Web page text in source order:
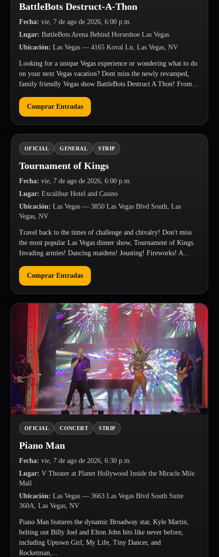
BattleBots Destruct-A-Thon
Fecha: vie, 7 de ago de 2026, 6:00 p.m.
Lugar: BattleBots Arena Behind Horseshoe Las Vegas
Ubicación: Las Vegas — 4165 Koval Ln, Las Vegas, NV
Looking for a unique Vegas experience or wondering what to do
on your next Vegas vacation? Dont miss the newly revamped,
family friendly Vegas show BattleBots Destruct A Thon! From...
Comprar Entradas
OFICIAL GENERAL STRIP
Tournament of Kings
Fecha: vie, 7 de ago de 2026, 6:00 p.m.
Lugar: Excalibur Hotel and Casino
Ubicación: Las Vegas — 3850 Las Vegas Blvd South, Las
Vegas, NV
Travel back to the times of challenge and chivalry! Don't miss
the most popular Las Vegas dinner show, Tournament of Kings.
Invading armies! Dancing maidens! Jousting! Fireworks! A...
Comprar Entradas
OFICIAL CONCERT STRIP
Piano Man
Fecha: vie, 7 de ago de 2026, 6:30 p.m.
Lugar: V Theater at Planet Hollywood Inside the Miracle Mile
Mall
Ubicación: Las Vegas — 3663 Las Vegas Blvd South Suite
360A, Las Vegas, NV
Piano Man features the dynamic Broadway star, Kyle Martin,
belting out Billy Joel and Elton John hits like never before,
including Uptown Girl, My Life, Tiny Dancer, and
Rocketman,...